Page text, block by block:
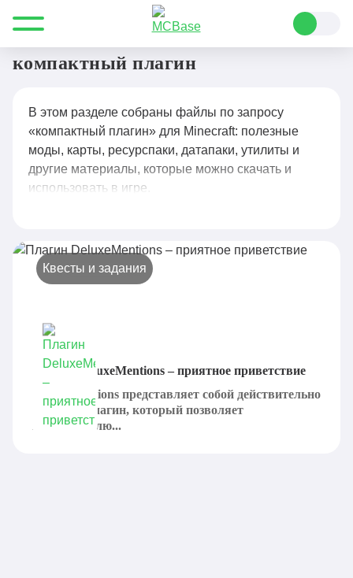
Все для Minecraft компактный плагин
компактный плагин
В этом разделе собраны файлы по запросу
«компактный плагин» для Minecraft: полезные
моды, карты, ресурспаки, датапаки, утилиты и
другие материалы, которые можно скачать и
использовать в игре.
Квесты и задания
Плагин DeluxeMentions – приятное приветствие
DeluxeMentions представляет собой действительно
хороший плагин, который позволяет
пользователю...